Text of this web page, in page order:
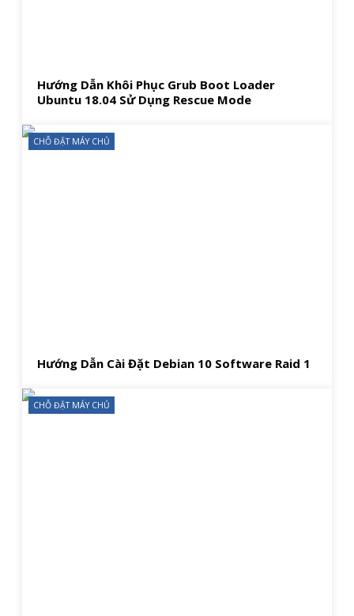
Hướng Dẫn Khôi Phục Grub Boot Loader
Ubuntu 18.04 Sử Dụng Rescue Mode
CHỖ ĐẶT MÁY CHỦ
Hướng Dẫn Cài Đặt Debian 10 Software Raid 1
CHỖ ĐẶT MÁY CHỦ